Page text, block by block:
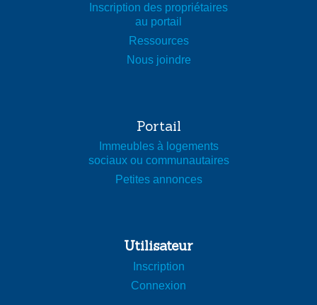
Inscription des propriétaires
au portail
Ressources
Nous joindre
Portail
Immeubles à logements
sociaux ou communautaires
Petites annonces
Utilisateur
Inscription
Connexion